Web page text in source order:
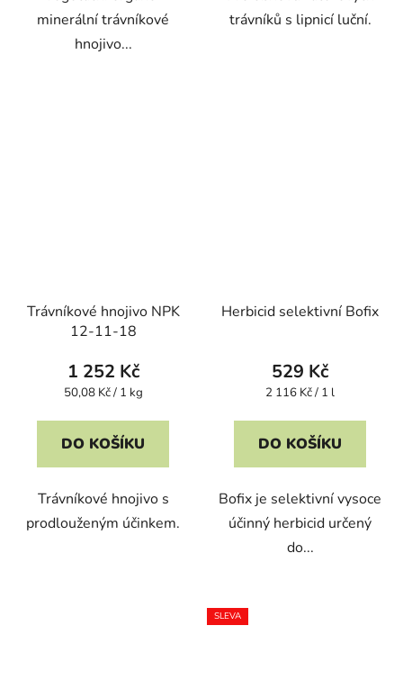
minerální trávníkové
hnojivo...
trávníků s lipnicí luční.
Trávníkové hnojivo NPK
12-11-18
1 252 Kč
Měrná
50,08 Kč / 1 kg
DO KOŠÍKU
Trávníkové hnojivo s
prodlouženým účinkem.
Herbicid selektivní Bofix
529 Kč
Měrná
2 116 Kč / 1 l
DO KOŠÍKU
Bofix je selektivní vysoce
účinný herbicid určený
do...
SLEVA